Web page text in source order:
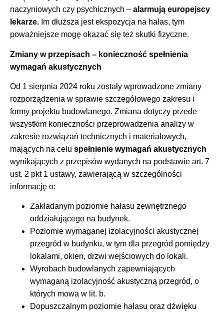
naczyniowych czy psychicznych – alarmują europejscy
lekarze. Im dłuższa jest ekspozycja na hałas, tym
poważniejsze mogę okazać się też skutki fizyczne.
Zmiany w przepisach – konieczność spełnienia
wymagań akustycznych
Od 1 sierpnia 2024 roku zostały wprowadzone zmiany
rozporządzenia w sprawie szczegółowego zakresu i
formy projektu budowlanego. Zmiana dotyczy przede
wszystkim konieczności przeprowadzenia analizy w
zakresie rozwiązań technicznych i materiałowych,
mających na celu spełnienie wymagań akustycznych
wynikających z przepisów wydanych na podstawie art. 7
ust. 2 pkt 1 ustawy, zawierającą w szczególności
informację o:
Zakładanym poziomie hałasu zewnętrznego
oddziałującego na budynek.
Poziomie wymaganej izolacyjności akustycznej
przegród w budynku, w tym dla przegród pomiędzy
lokalami, okien, drzwi wejściowych do lokali.
Wyrobach budowlanych zapewniających
wymaganą izolacyjność akustyczną przegród, o
których mowa w lit. b.
Dopuszczalnym poziomie hałasu oraz dźwięku